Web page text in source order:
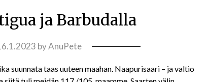
ja Barbudalla
byAnuPete
suunnata taas uuteen maahan. Naapurisaari – ja valtio